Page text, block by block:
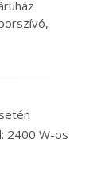
2400 W-os